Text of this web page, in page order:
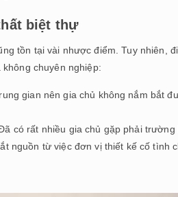
biệt thự
tồn tại vài nhược điểm. Tuy nhiên,
chuyên nghiệp:
gian nên gia chủ không nắm bắt
có rất nhiều gia chủ gặp phải
nguồn từ việc đơn vị thiết kế cố tình